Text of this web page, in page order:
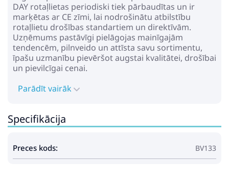
DAY rotaļlietas periodiski tiek pārbaudītas un ir
marķētas ar CE zīmi, lai nodrošinātu atbilstību
rotaļlietu drošības standartiem un direktīvām.
Uzņēmums pastāvīgi pielāgojas mainīgajām
tendencēm, pilnveido un attīsta savu sortimentu,
īpašu uzmanību pievēršot augstai kvalitātei, drošībai
un pievilcīgai cenai.
Parādīt vairāk
Specifikācija
Preces kods: BV133